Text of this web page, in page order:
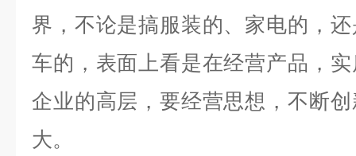
界，不论是搞服装的、家电的，
车的，表面上看是在经营产品，
企业的高层，要经营思想，不断
大。